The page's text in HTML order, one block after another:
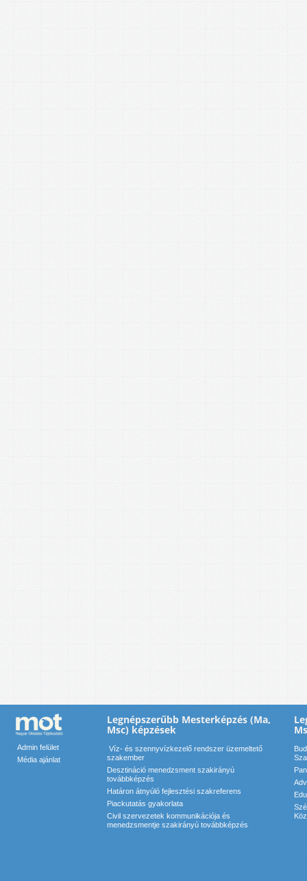
Admin felület
Média ajánlat
Legnépszerűbb Mesterképzés (Ma,
Msc) képzések
Víz- és szennyvízkezelő rendszer üzemeltető
szakember
Desztináció menedzsment szakirányú
továbbképzés
Határon átnyúló fejlesztési szakreferens
Piackutatás gyakorlata
Civil szervezetek kommunikációja és
menedzsmentje szakirányú továbbképzés